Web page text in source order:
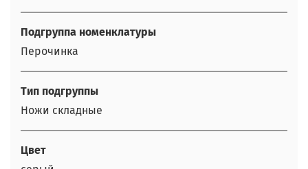
Подгруппа номенклатуры
Перочинка
Тип подгруппы
Ножи складные
Цвет